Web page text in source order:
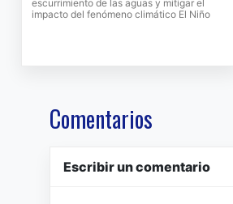
escurrimiento de las aguas y mitigar el
impacto del fenómeno climático El Niño
Comentarios
Escribir un comentario